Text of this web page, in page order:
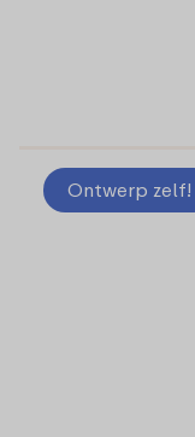
Ontwerp zelf!